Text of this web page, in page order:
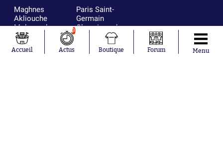
Maghnes
Akliouche
Mohamed
Salah
Lionel Messi
Ferrán Torres
Paris Saint-
Germain
Olympique de
Marseille
Real Madrid
FIFA
Accueil
3
Actus Boutique Forum Menu